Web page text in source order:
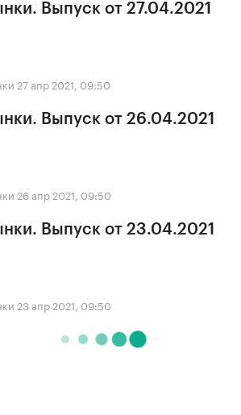
Выпуск от 27.04.2021
27 апр 2021, 09:50
Выпуск от 26.04.2021
26 апр 2021, 09:50
Выпуск от 23.04.2021
23 апр 2021, 09:50